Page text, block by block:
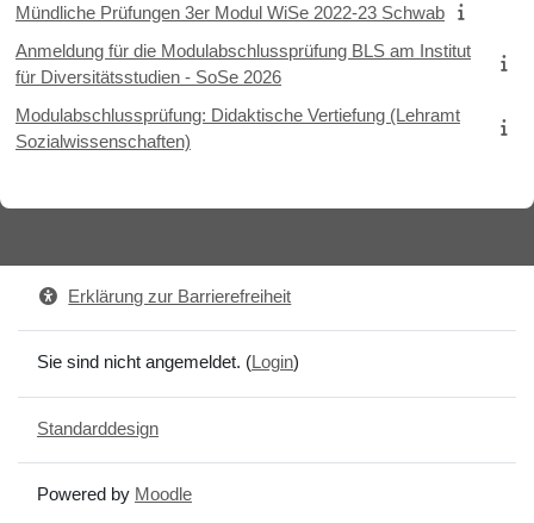
Mündliche Prüfungen 3er Modul WiSe 2022-23 Schwab
Anmeldung für die Modulabschlussprüfung BLS am Institut
für Diversitätsstudien - SoSe 2026
Modulabschlussprüfung: Didaktische Vertiefung (Lehramt
Sozialwissenschaften)
Erklärung zur Barrierefreiheit
Sie sind nicht angemeldet. (Login)
Standarddesign
Powered by Moodle